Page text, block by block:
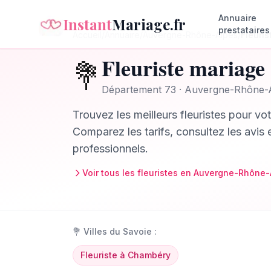
InstantMariage.fr
Annuaire
prestataires
Auvergne-Rhône-Alpes/
💐Fleuristemariage
Département 73 · Auvergne-Rhône-
Trouvez les meilleurs fleuristes pour
Comparez les tarifs, consultez les
professionnels.
Voir tous les fleuristes en Auvergne-Rhône-
💐 Villes du Savoie :
Fleuriste à Chambéry